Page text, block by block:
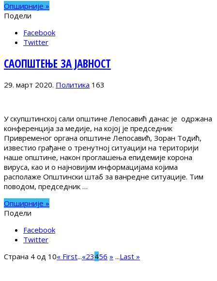
Опширније »
Подели
Facebook
Twitter
САОПШТЕЊЕ ЗА ЈАВНОСТ
29. март 2020. Политика 163
У скупштинској сали општине Лепосавић данас је одржана
конференција за медије, на којој је председник
Привременог органа општине Лепосавић, Зоран Тодић,
известио грађане о тренутној ситуацији на територији
наше општине, након проглашења епидемије корона
вируса, као и о најновијим информацијама којима
располаже Општински штаб за ванредне ситуације. Тим
поводом, председник …
Опширније »
Подели
Facebook
Twitter
Страна 4 од 10« First...«23456 » ...Last »